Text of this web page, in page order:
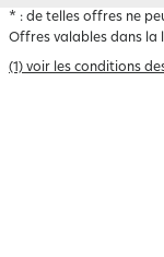
* : de telles offres ne
Offres valables dans la
(1) voir les conditions